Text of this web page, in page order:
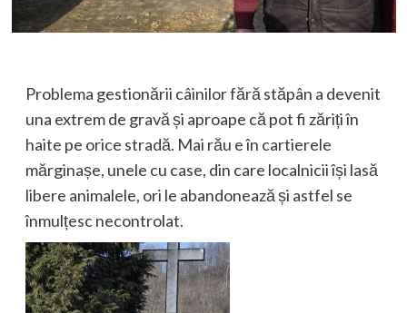
Problema gestionării câinilor fără stăpân a devenit
una extrem de gravă și aproape că pot fi zăriți în
haite pe orice stradă. Mai rău e în cartierele
mărginașe, unele cu case, din care localnicii își lasă
libere animalele, ori le abandonează și astfel se
înmulțesc necontrolat.